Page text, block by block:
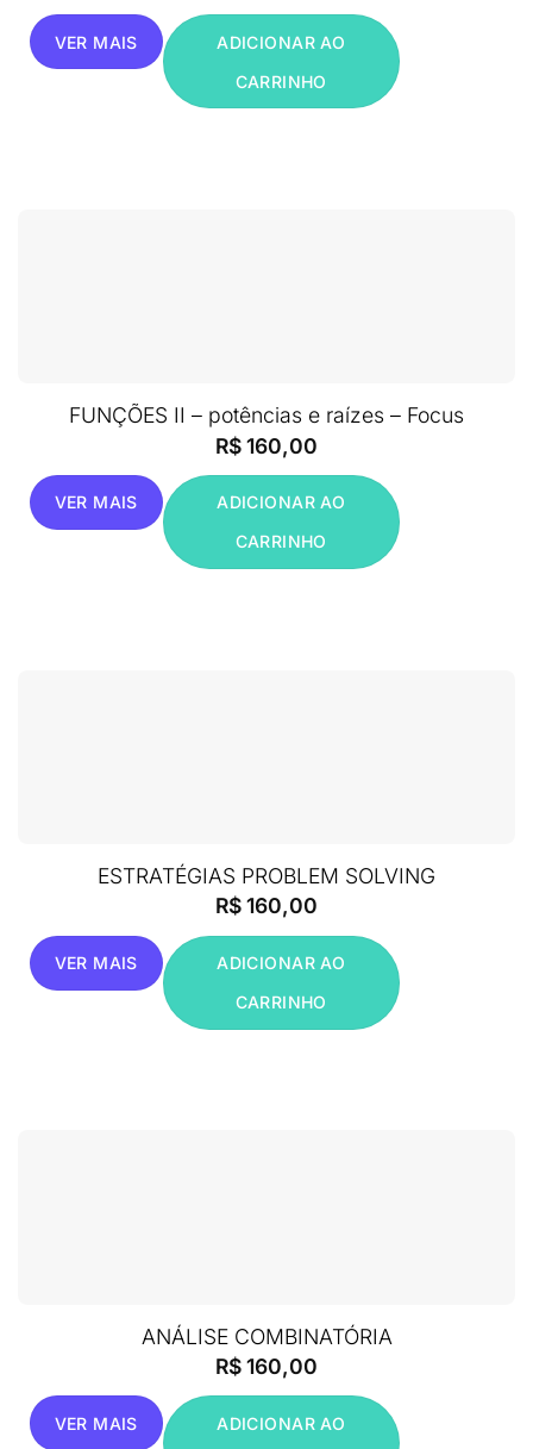
VER MAIS
ADICIONAR AO
CARRINHO
FUNÇÕES II – potências e raízes – Focus
R$160,00
VER MAIS
ADICIONAR AO
CARRINHO
ESTRATÉGIAS PROBLEM SOLVING
R$160,00
VER MAIS
ADICIONAR AO
CARRINHO
ANÁLISE COMBINATÓRIA
R$160,00
VER MAIS
ADICIONAR AO